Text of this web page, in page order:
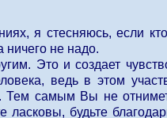
я стесняюсь, если кто-
ничего не надо.
Это и создает чувство
ведь в этом
самым Вы не
будьте